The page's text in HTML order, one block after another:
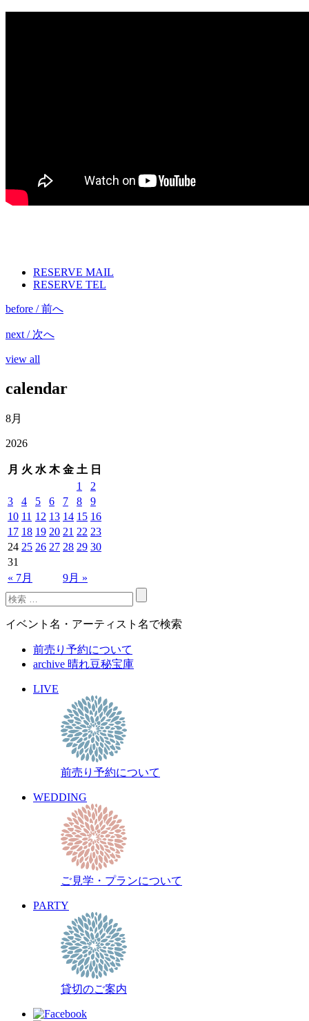
RESERVE MAIL
RESERVE TEL
before / 前へ
next / 次へ
view all
calendar
8月
2026
月 火 水 木 金 土 日
« 7月 9月 »
1
2
3
4 5 6 7 8
9
10 11 12 13 14 15 16
17 18 19 20 21 22 23
24 25 26 27 28 29 30
31
イベント名・アーティスト名で検索
前売り予約について
archive 晴れ豆秘宝庫
LIVE
前売り予約について
WEDDING
ご見学・プランについて
PARTY
貸切のご案内